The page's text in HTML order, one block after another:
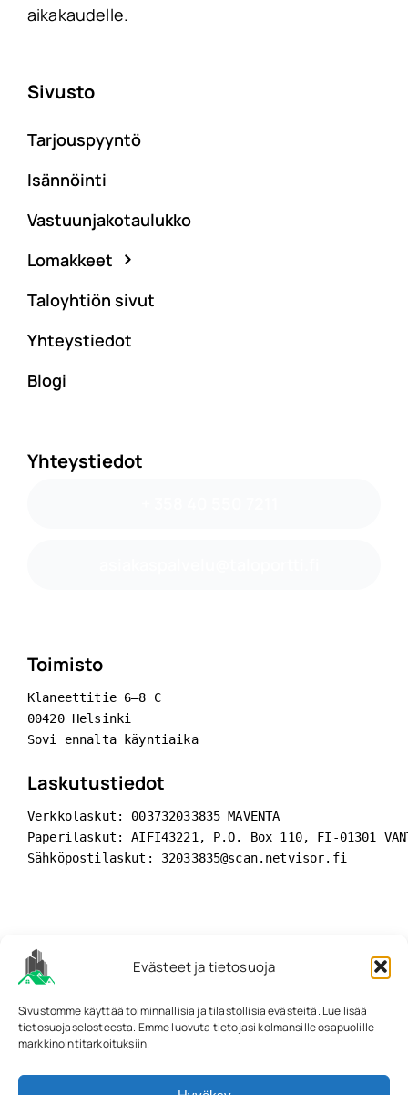
Evästeet ja tietosuoja
Sivustomme käyttää toiminnallisia ja tilastollisia evästeitä. Lue lisää
tietosuojaselosteesta. Emme luovuta tietojasi kolmansille osapuolille
markkinointitarkoituksiin.
aikakaudelle.
Sivusto
Tarjouspyyntö
Isännöinti
Vastuunjakotaulukko
Lomakkeet
Taloyhtiön sivut
Yhteystiedot
Blogi
Yhteystiedot
Toimisto
Klaneettitie 6–8 C
00420 Helsinki
Sovi ennalta käyntiaika
Laskutustiedot
Verkkolaskut: 003732033835 MAVENTA
Paperilaskut: AIFI43221, P.O. Box 110, FI-01301
Sähköpostilaskut: 32033835@scan.netvisor.fi
Tietosuojaseloste